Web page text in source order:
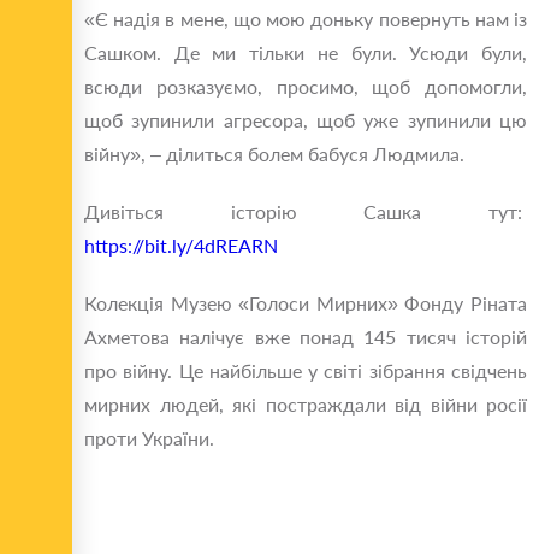
«Є надія в мене, що мою доньку повернуть нам із
Сашком. Де ми тільки не були. Усюди були,
всюди розказуємо, просимо, щоб допомогли,
щоб зупинили агресора, щоб уже зупинили цю
війну», – ділиться болем бабуся Людмила.
Дивіться історію Сашка тут:
https://bit.ly/4dREARN
Колекція Музею «Голоси Мирних» Фонду Ріната
Ахметова налічує вже понад 145 тисяч історій
про війну. Це найбільше у світі зібрання свідчень
мирних людей, які постраждали від війни росії
проти України.